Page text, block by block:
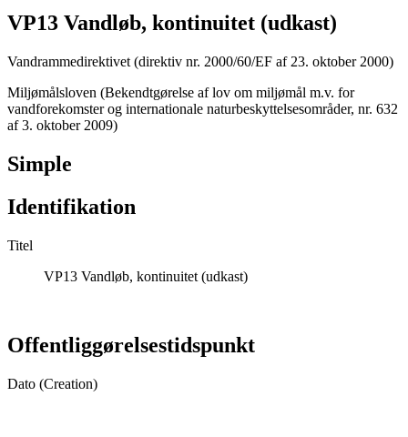
VP13 Vandløb, kontinuitet (udkast)
Vandrammedirektivet (direktiv nr. 2000/60/EF af 23. oktober 2000)
Miljømålsloven (Bekendtgørelse af lov om miljømål m.v. for
vandforekomster og internationale naturbeskyttelsesområder, nr. 632
af 3. oktober 2009)
Simple
Identifikation
Titel
VP13 Vandløb, kontinuitet (udkast)
Offentliggørelsestidspunkt
Dato (Creation)